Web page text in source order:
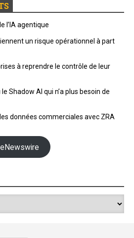
l’IA agentique
un risque opérationnel à part
à reprendre le contrôle de leur
Shadow AI qui n’a plus besoin de
données commerciales avec ZRA